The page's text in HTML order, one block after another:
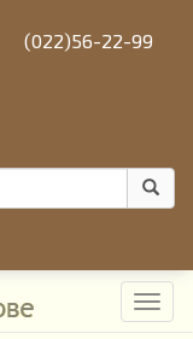
(022)56-22-99